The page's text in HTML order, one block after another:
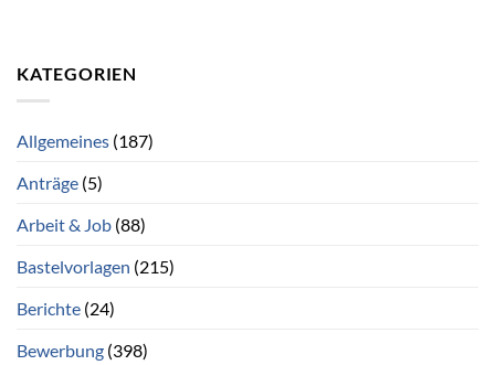
KATEGORIEN
Allgemeines (187)
Anträge (5)
Arbeit & Job (88)
Bastelvorlagen (215)
Berichte (24)
Bewerbung (398)